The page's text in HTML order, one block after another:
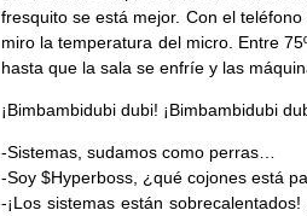
fresquito se está mejor. Con el
miro la temperatura del micro. Entre
hasta que la sala se enfríe y las
¡Bimbambidubi dubi! ¡Bimbambidubi
-Sistemas, sudamos como perras…
-Soy $Hyperboss, ¿qué cojones está
-¡Los sistemas están